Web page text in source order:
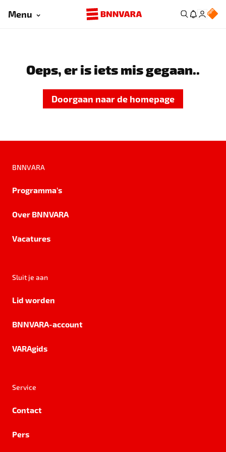
Menu
Oeps, er is iets mis gegaan..
Doorgaan naar de homepage
BNNVARA
Programma's
Over BNNVARA
Vacatures
Sluit je aan
Lid worden
BNNVARA-account
VARAgids
Service
Contact
Pers